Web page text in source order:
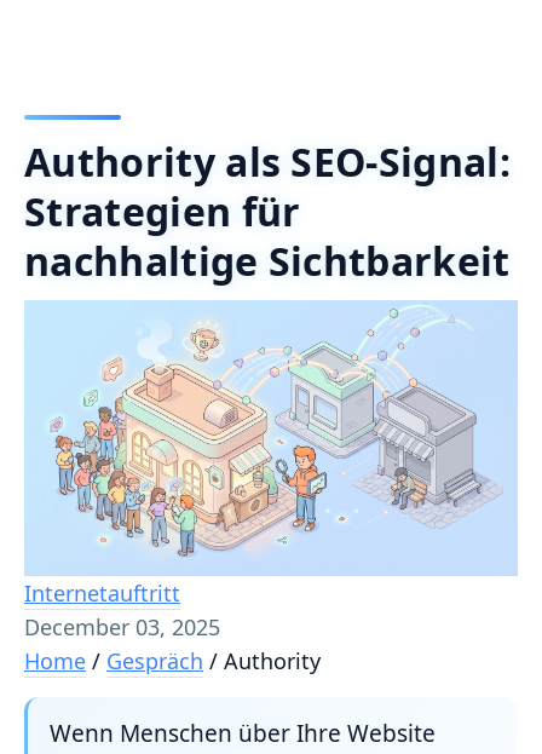
Authority als SEO-Signal:
Strategien für
nachhaltige Sichtbarkeit
Internetauftritt
December 03, 2025
Home / Gespräch / Authority
Wenn Menschen über Ihre Website